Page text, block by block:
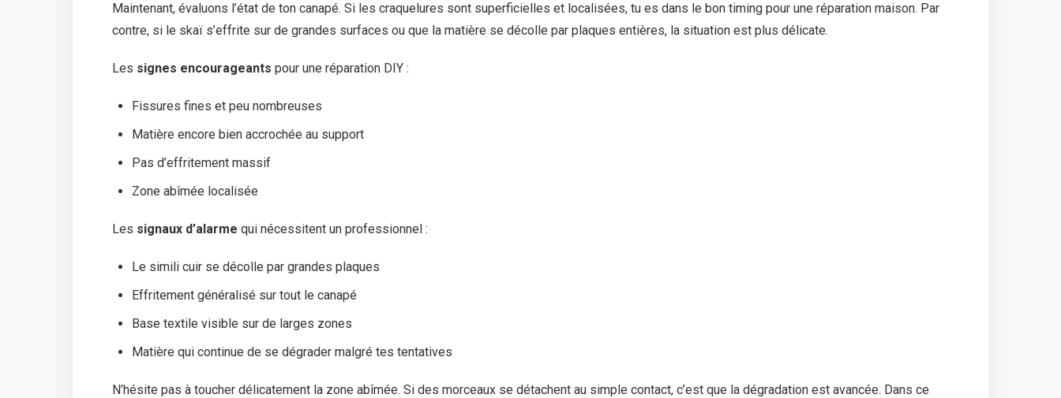
Maintenant, évaluons l’état de ton canapé. Si les craquelures sont superficielles et localisées, tu es dans le bon timing pour une réparation maison. Par
contre, si le skaï s’effrite sur de grandes surfaces ou que la matière se décolle par plaques entières, la situation est plus délicate.
Les signes encourageants pour une réparation DIY :
Fissures fines et peu nombreuses
Matière encore bien accrochée au support
Pas d’effritement massif
Zone abîmée localisée
Les signaux d’alarme qui nécessitent un professionnel :
Le simili cuir se décolle par grandes plaques
Effritement généralisé sur tout le canapé
Base textile visible sur de larges zones
Matière qui continue de se dégrader malgré tes tentatives
N’hésite pas à toucher délicatement la zone abîmée. Si des morceaux se détachent au simple contact, c’est que la dégradation est avancée. Dans ce